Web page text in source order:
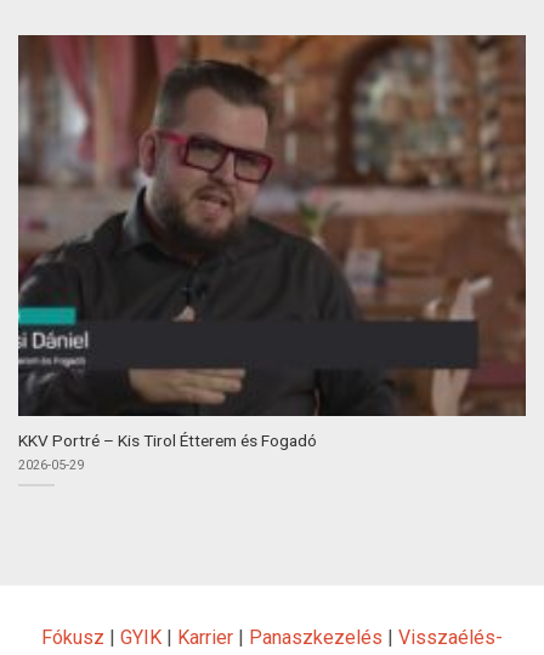
KKV Portré – Kis Tirol Étterem és Fogadó
2026-05-29
Fókusz | GYIK | Karrier | Panaszkezelés | Visszaélés-